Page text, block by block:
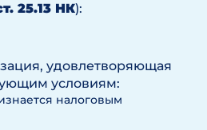
25.13 НК):
удовлетворяющая
условиям:
налоговым